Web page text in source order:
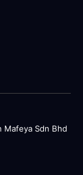
Mafeya Sdn Bhd